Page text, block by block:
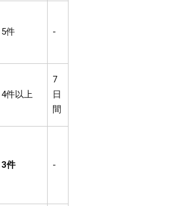
5件 -
4件以上
7
日
間
3件 -